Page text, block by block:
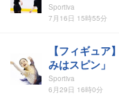
Sportiva
7月16日 15時55分
【フィギュ
みはスピン」
SPを披露
Sportiva
6月29日 16時0分